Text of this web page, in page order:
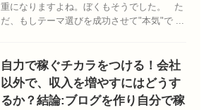
重になりますよね。ぼくもそうでした。 た
だ、もしテーマ選びを成功させて"本気"で ...
自力で稼ぐチカラをつける！会社
以外で、収入を増やすにはどうす
るか？結論:ブログを作り自分で稼